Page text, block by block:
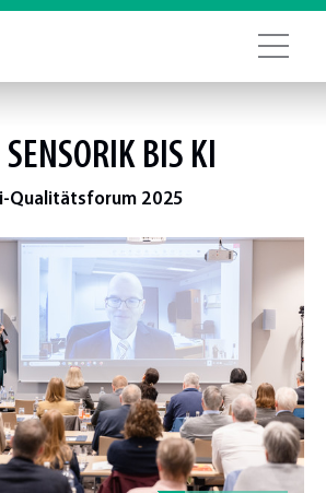
BIS KI
Qualitätsforum 2025